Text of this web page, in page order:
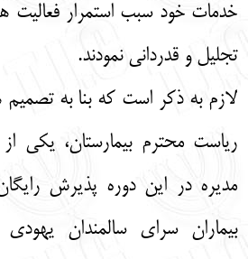
خدمات خود سبب استمرار فعالیت
تجلیل و قدردانی نمودند.
لازم به ذکر است که بنا به
ریاست محترم بیمارستان، یکی
مدیره در این دوره پذیرش
بیماران سرای سالمندان